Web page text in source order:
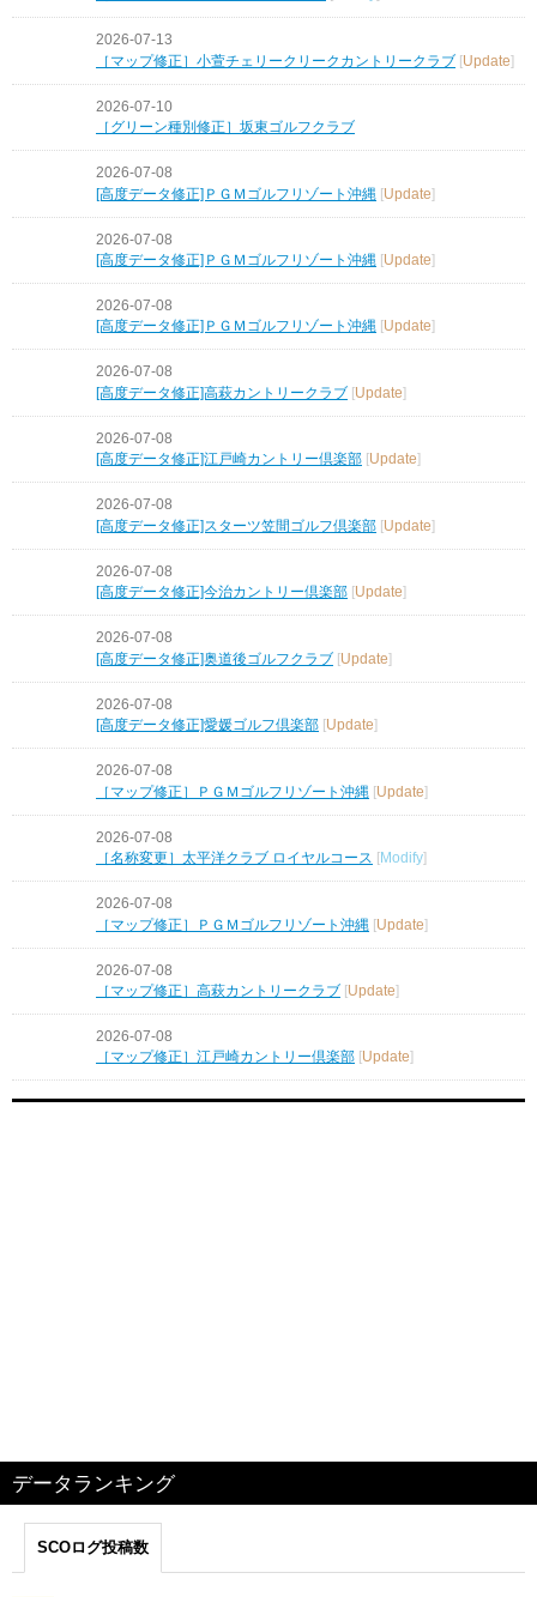
2026-07-13
［マップ修正］小萱チェリークリークカントリークラブ [Update]
2026-07-10
［グリーン種別修正］坂東ゴルフクラブ
2026-07-08
[高度データ修正]ＰＧＭゴルフリゾート沖縄 [Update]
2026-07-08
[高度データ修正]ＰＧＭゴルフリゾート沖縄 [Update]
2026-07-08
[高度データ修正]ＰＧＭゴルフリゾート沖縄 Update
2026-07-08
[高度データ修正]高萩カントリークラブ [Update]
2026-07-08
[高度データ修正]江戸崎カントリー倶楽部 Update
2026-07-08
[高度データ修正]スターツ笠間ゴルフ倶楽部 [Update]
2026-07-08
[高度データ修正]今治カントリー倶楽部 Update
2026-07-08
[高度データ修正]奥道後ゴルフクラブ [Update]
2026-07-08
[高度データ修正]愛媛ゴルフ倶楽部 Update
2026-07-08
［マップ修正］ＰＧＭゴルフリゾート沖縄 [Update]
2026-07-08
［名称変更］太平洋クラブ ロイヤルコース [Modify]
2026-07-08
［マップ修正］ＰＧＭゴルフリゾート沖縄 [Update]
2026-07-08
［マップ修正］高萩カントリークラブ [Update]
2026-07-08
［マップ修正］江戸崎カントリー倶楽部 Update
データランキング
SCOログ投稿数